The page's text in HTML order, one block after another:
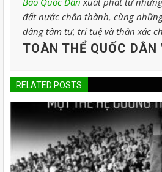
đất nước chân thành, cùng
dâng tâm tư, trí tuệ và thân xác
TOÀN THỂ QUỐC DÂN
RELATED POSTS